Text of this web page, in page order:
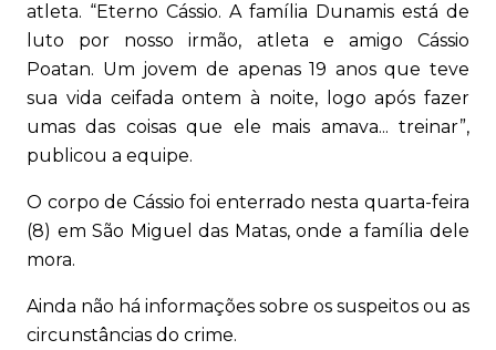
atleta. “Eterno Cássio. A família Dunamis está de
luto por nosso irmão, atleta e amigo Cássio
Poatan. Um jovem de apenas 19 anos que teve
sua vida ceifada ontem à noite, logo após fazer
umas das coisas que ele mais amava... treinar”,
publicou a equipe.
O corpo de Cássio foi enterrado nesta quarta-feira
(8) em São Miguel das Matas, onde a família dele
mora.
Ainda não há informações sobre os suspeitos ou as
circunstâncias do crime.